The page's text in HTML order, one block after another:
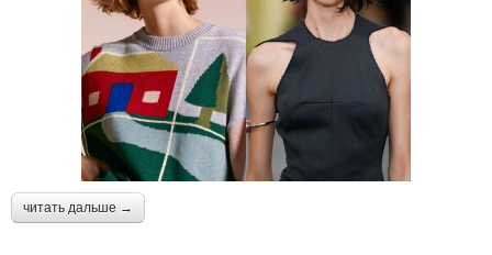
читать дальше →